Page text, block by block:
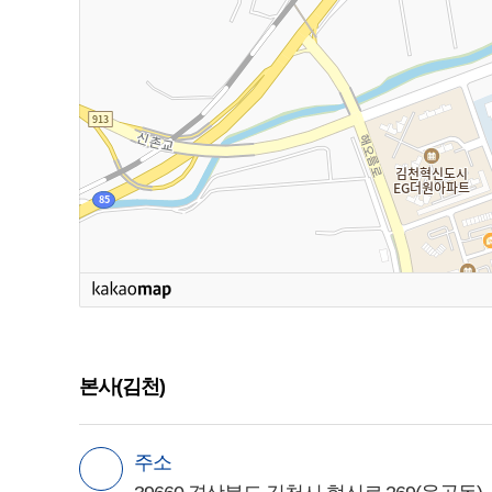
본사(김천)
주소